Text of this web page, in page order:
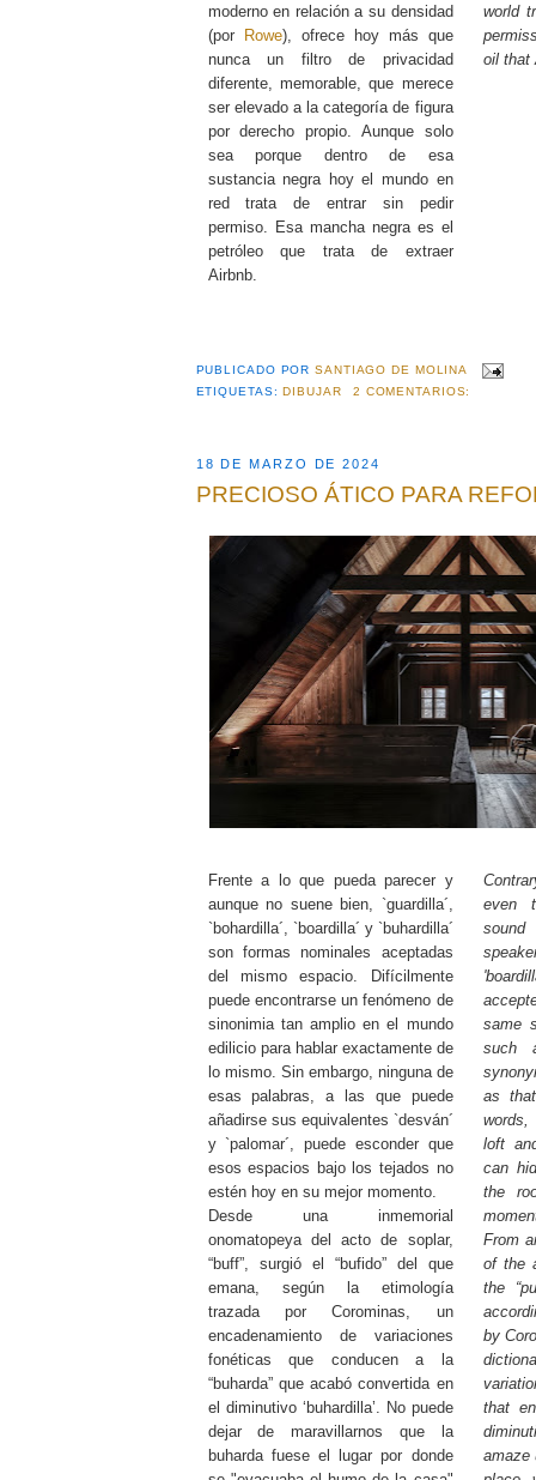
moderno en relación a su densidad
(por Rowe), ofrece hoy más que
nunca un filtro de privacidad
diferente, memorable, que merece
ser elevado a la categoría de figura
por derecho propio. Aunque solo
sea porque dentro de esa
sustancia negra hoy el mundo en
red trata de entrar sin pedir
permiso. Esa mancha negra es el
petróleo que trata de extraer
Airbnb.
world
oil that
PUBLICADO PORSANTIAGO DE MOLINA
ETIQUETAS:DIBUJAR 2 COMENTARIOS:
18 DE MARZO DE 2024
PRECIOSO ÁTICO PARA
Frente a lo que pueda parecer y
aunque no suene bien, `guardilla´,
`bohardilla´, `boardilla´ y `buhardilla´
son formas nominales aceptadas
del mismo espacio. Difícilmente
puede encontrarse un fenómeno de
sinonimia tan amplio en el mundo
edilicio para hablar exactamente de
lo mismo. Sin embargo, ninguna de
esas palabras, a las que puede
añadirse sus equivalentes `desván´
y `palomar´, puede esconder que
esos espacios bajo los tejados no
estén hoy en su mejor momento.
Desde una inmemorial
onomatopeya del acto de soplar,
“buff”, surgió el “bufido” del que
emana, según la etimología
trazada por Corominas, un
encadenamiento de variaciones
fonéticas que conducen a la
“buharda” que acabó convertida en
el diminutivo ‘buhardilla’. No puede
dejar de maravillarnos que la
buharda fuese el lugar por donde
even
same
such
as
loft
can
the
From
of the
the
by
that
amaze